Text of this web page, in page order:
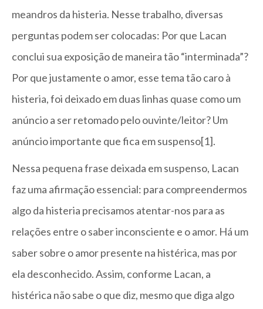
meandros da histeria. Nesse trabalho, diversas
perguntas podem ser colocadas: Por que Lacan
conclui sua exposição de maneira tão “interminada”?
Por que justamente o amor, esse tema tão caro à
histeria, foi deixado em duas linhas quase como um
anúncio a ser retomado pelo ouvinte/leitor? Um
anúncio importante que fica em suspenso[1].
Nessa pequena frase deixada em suspenso, Lacan
faz uma afirmação essencial: para compreendermos
algo da histeria precisamos atentar-nos para as
relações entre o saber inconsciente e o amor. Há um
saber sobre o amor presente na histérica, mas por
ela desconhecido. Assim, conforme Lacan, a
histérica não sabe o que diz, mesmo que diga algo